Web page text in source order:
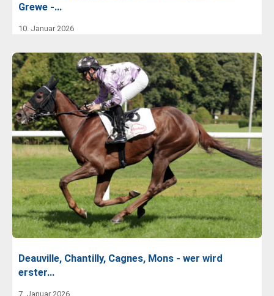
Grewe -…
10. Januar 2026
Deauville, Chantilly, Cagnes, Mons - wer wird
erster…
7. Januar 2026